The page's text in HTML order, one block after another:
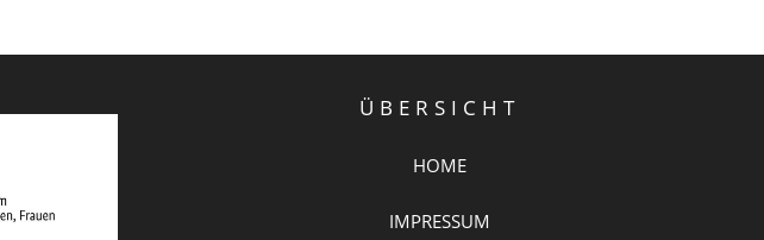
ÜBERSICHT
HOME
IMPRESSUM